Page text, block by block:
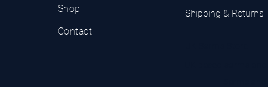
Shop
Contact
Shipping & Returns